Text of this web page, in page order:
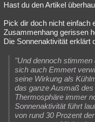
Hast du den Artikel
Pick dir doch nicht einfach
Zusammenhang gerissen
Die Sonnenaktivität erklärt
"Und dennoch
sich auch Emmert
seine Wirkung als
das ganze Ausmaß
Thermosphäre immer
Sonnenaktivität führt
von rund 30 Prozent